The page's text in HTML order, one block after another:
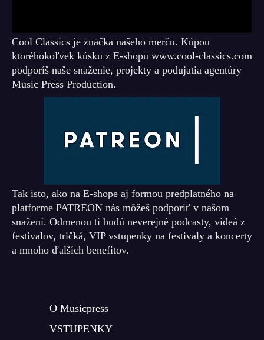
Cool Classics je značka našeho merču. Kúpou
ktoréhokoľvek kúsku z E-shopu www.cool-classics.com
podporíš naše snaženie, projekty a podujatia agentúry
Music Press Production.
Tak isto, ako na E-shope aj formou predplatného na
platforme PATREON nás môžeš podporiť v našom
snažení. Odmenou ti budú neverejné podcasty, videá z
festivalov, tričká, VIP vstupenky na festivaly a koncerty
a mnoho ďalších benefitov.
O Musicpress
VSTUPENKY